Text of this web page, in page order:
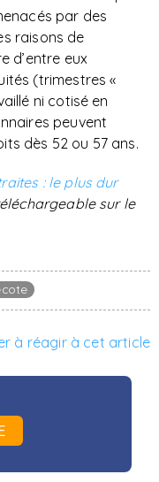
par des
raisons de
d’entre eux
(trimestres «
ni cotisé en
peuvent
dès 52 ou 57 ans.
: le plus dur
sur le
à réagir à cet article